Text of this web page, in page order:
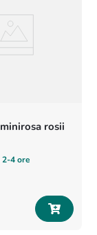
rosii
2-4 ore